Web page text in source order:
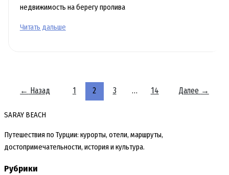
недвижимость на берегу пролива
Турецкая
пользуется
большим
Читать дальше
← Назад 1 2 3 … 14 Далее →
SARAY BEACH
Путешествия по Турции: курорты, отели, маршруты,
достопримечательности, история и культура.
Рубрики